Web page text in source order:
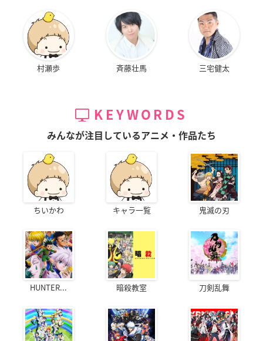
村瀬歩 斉藤壮馬 三宅健太
KEYWORDS
みんなが注目しているアニメ・作品たち
ちいかわ キャラ一覧 鬼滅の刃
HUNTER... 暗殺教室 刀剣乱舞